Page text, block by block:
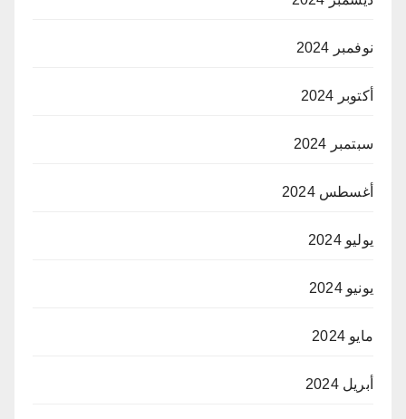
نوفمبر 2024
أكتوبر 2024
سبتمبر 2024
أغسطس 2024
يوليو 2024
يونيو 2024
مايو 2024
أبريل 2024